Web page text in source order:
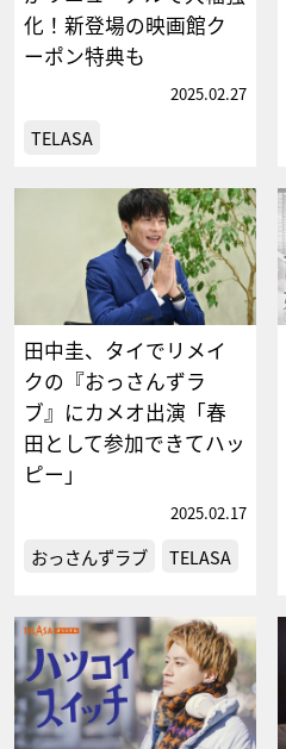
化！新登場の映画館ク
ーポン特典も
2025.02.27
TELASA
田中圭、タイでリメイ
クの『おっさんずラ
ブ』にカメオ出演「春
田として参加できてハッ
ピー」
2025.02.17
おっさんずラブ TELASA